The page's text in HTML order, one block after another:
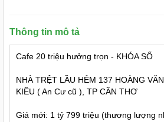
Thông tin mô tả
Cafe 20 triệu hưởng trọn - KHÓA SỐ
NHÀ TRỆT LẦU HẺM 137 HOÀNG
KIỀU ( An Cư cũ ), TP CẦN THƠ
Giá mới: 1 tỷ 799 triệu (thương lượng